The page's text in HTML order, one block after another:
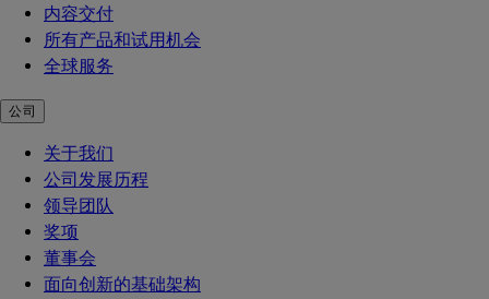
内容交付
所有产品和试用机会
全球服务
公司
关于我们
公司发展历程
领导团队
奖项
董事会
面向创新的基础架构